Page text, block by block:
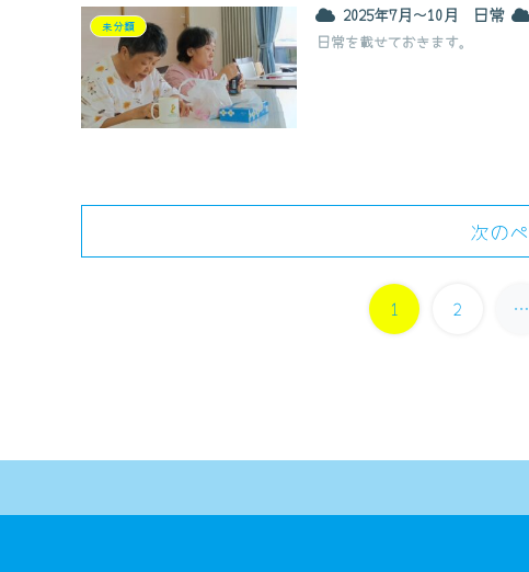
未分類
2025年7月～10月 日常
日常を載せておきます。
次の
1 2 …